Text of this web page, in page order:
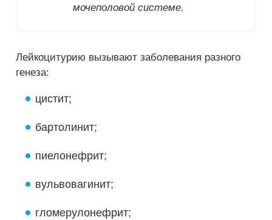
мочеполовой системе.
Лейкоцитурию вызывают заболевания разного
генеза:
цистит;
бартолинит;
пиелонефрит;
вульвовагинит;
гломерулонефрит;